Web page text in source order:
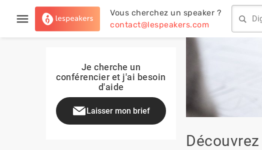
Vous cherchez un speaker ?
contact@lespeakers.com
Je cherche un
conférencier et j'ai besoin
d'aide
Laisser mon brief